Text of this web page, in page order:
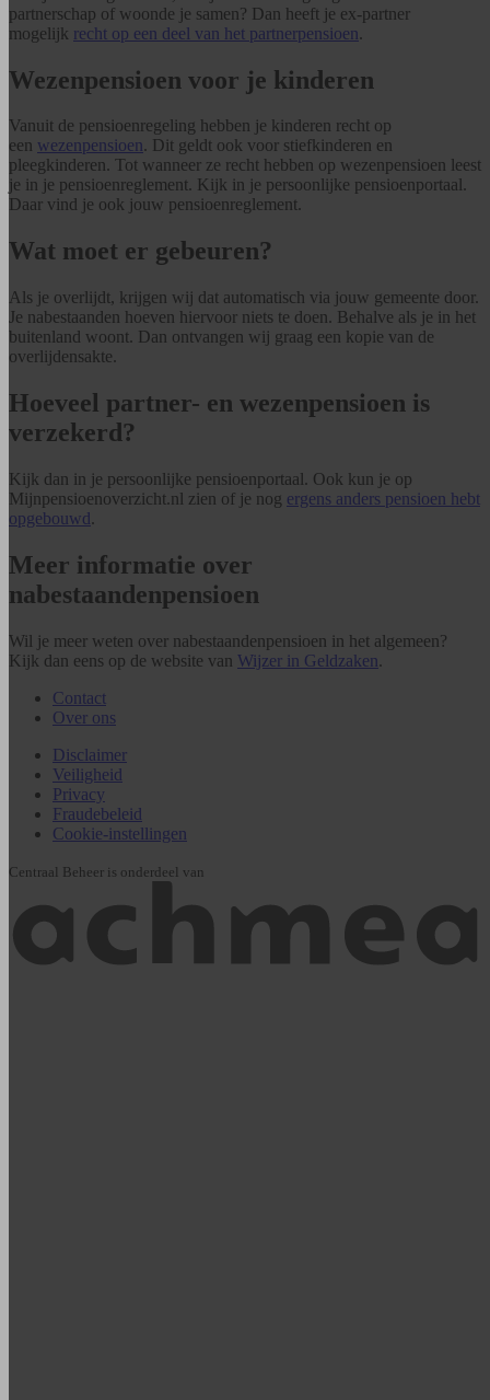
partnerschap of woonde je samen? Dan heeft je ex-partner
mogelijk recht op een deel van het partnerpensioen.
Wezenpensioen voor je kinderen
Vanuit de pensioenregeling hebben je kinderen recht op
een wezenpensioen. Dit geldt ook voor stiefkinderen en
pleegkinderen. Tot wanneer ze recht hebben op wezenpensioen leest
je in je pensioenreglement. Kijk in je persoonlijke pensioenportaal.
Daar vind je ook jouw pensioenreglement.
Wat moet er gebeuren?
Als je overlijdt, krijgen wij dat automatisch via jouw gemeente door.
Je nabestaanden hoeven hiervoor niets te doen. Behalve als je in het
buitenland woont. Dan ontvangen wij graag een kopie van de
overlijdensakte.
Hoeveel partner- en wezenpensioen is
verzekerd?
Kijk dan in je persoonlijke pensioenportaal. Ook kun je op
Mijnpensioenoverzicht.nl zien of je nog ergens anders pensioen hebt
opgebouwd.
Meer informatie over
nabestaandenpensioen
Wil je meer weten over nabestaandenpensioen in het algemeen?
Kijk dan eens op de website van Wijzer in Geldzaken.
Contact
Over ons
Disclaimer
Veiligheid
Privacy
Fraudebeleid
Cookie-instellingen
Centraal Beheer is onderdeel van